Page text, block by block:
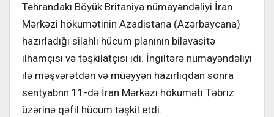
Tehrandakı Böyük Britaniya nümayəndəliyi İran
Mərkəzi hökumətinin Azadistana (Azərbaycana)
hazırladığı silahlı hücum planının bilavasitə
ilhamçısı və təşkilatçısı idi. İngiltərə nümayəndəliyi
ilə məşvərətdən və müəyyən hazırlıqdan sonra
sentyabnn 11-də İran Mərkəzi hökuməti Təbriz
üzərinə qəfil hücum təşkil etdi.